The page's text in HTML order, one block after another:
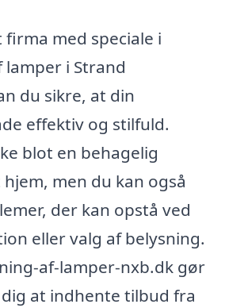
med speciale i
i Strand
du sikre, at din
effektiv og stilfuld.
blot en behagelig
men du kan også
der kan opstå ved
eller valg af belysning.
af-lamper-nxb.dk gør
at indhente tilbud fra